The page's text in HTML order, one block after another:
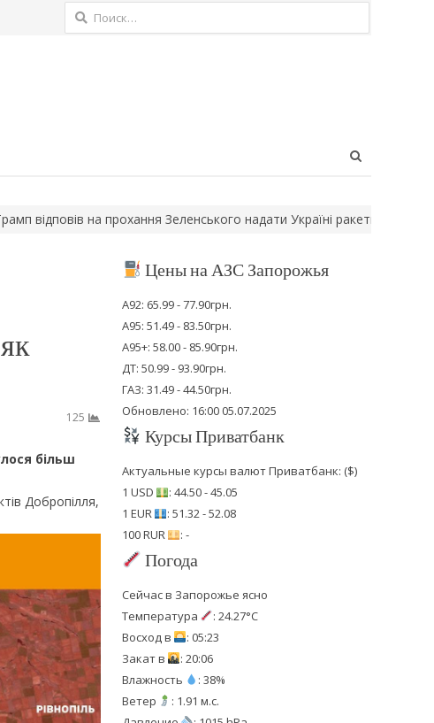
Найти:
Зеленського надати Україні ракети для ППО У Запоріжжі
125
більш
Добропілля,
Цены на АЗС Запорожья
А92: 65.99 - 77.90грн.
А95: 51.49 - 83.50грн.
А95+: 58.00 - 85.90грн.
ДТ: 50.99 - 93.90грн.
ГАЗ: 31.49 - 44.50грн.
Обновлено: 16:00 05.07.2025
Курсы Приватбанк
Актуальные курсы валют Приватбанк: ($)
1 USD
: 44.50 - 45.05
1 EUR
: 51.32 - 52.08
100 RUR
: -
Погода
Сейчас в Запорожье ясно
Температура
: 24.27°C
Восход в
: 05:23
Закат в
: 20:06
Влажность
: 38%
Ветер
: 1.91 м.с.